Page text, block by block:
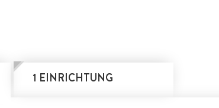
1 EINRICHTUNG